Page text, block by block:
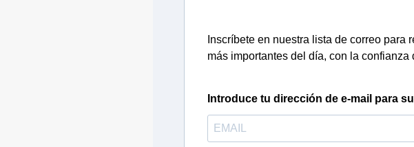
Inscríbete en nuestra lista de correo para
más importantes del día, con la confianza
Introduce tu dirección de e-mail para